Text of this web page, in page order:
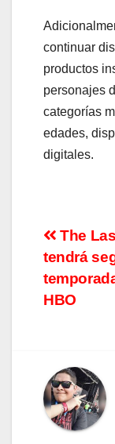
continuar
productos
personajes
categorías
edades,
digitales.
de
The
tendrá
HBO